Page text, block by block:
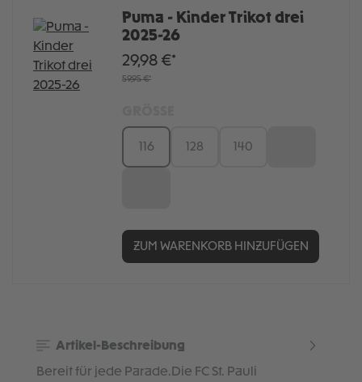
Puma - Kinder Trikot drei
2025-26
29,98 €*
59,95 €*
116 128 140
ZUM WARENKORB HINZUFÜGEN
Artikel-Beschreibung
Bereit für jede Parade.Die FC St. Pauli